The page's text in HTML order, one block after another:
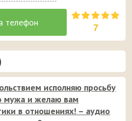
7
исполняю просьбу
мужа и желаю вам
в отношениях! – аудио